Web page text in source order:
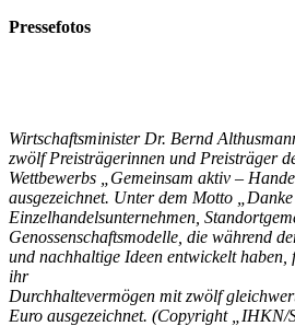
Pressefotos
Wirtschaftsminister Dr. Bernd
zwölf Preisträgerinnen und Preisträger
Wettbewerbs „Gemeinsam aktiv –
ausgezeichnet. Unter dem Motto
Einzelhandelsunternehmen,
Genossenschaftsmodelle, die während
und nachhaltige Ideen entwickelt
ihr
Durchhaltevermögen mit zwölf
Euro ausgezeichnet. (Copyright „IHKN/